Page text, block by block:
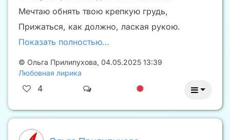
Мечтаю обнять твою крепкую грудь,
Прижаться, как должно, лаская рукою.
Показать полностью…
© Ольга Прилипухова, 04.05.2025 13:39
Любовная лирика
4